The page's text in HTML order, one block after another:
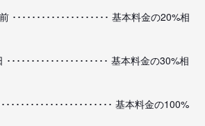
････････････････････ 基本料金の20%相
････････････････････ 基本料金の30%相
･････････････････････ 基本料金の100%